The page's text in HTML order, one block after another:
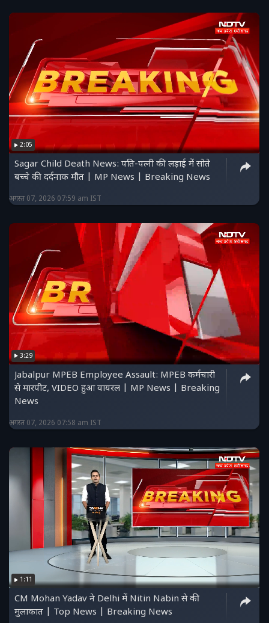
2:05
Sagar Child Death News: पति-पत्नी की लड़ाई में सोते
बच्चे की दर्दनाक मौत | MP News | Breaking News
अगस्त 07, 2026 07:59 am IST
3:29
Jabalpur MPEB Employee Assault: MPEB कर्मचारी
से मारपीट, VIDEO हुआ वायरल | MP News | Breaking
News
अगस्त 07, 2026 07:58 am IST
1:11
CM Mohan Yadav ने Delhi में Nitin Nabin से की
मुलाकात | Top News | Breaking News